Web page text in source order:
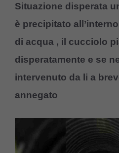
Situazione disperata
è precipitato
di acqua , il cucciolo
disperatamente e se
intervenuto da li a
annegato